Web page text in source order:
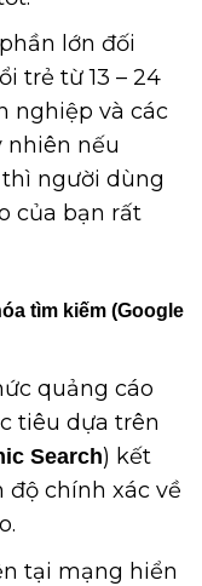
lớn đối
trẻ từ 13 – 24
nghiệp và các
nhiên nếu
người dùng
của bạn rất
tìm kiếm (Google
quảng cáo
tiêu dựa trên
Search) kết
độ chính xác về
tại mạng hiển